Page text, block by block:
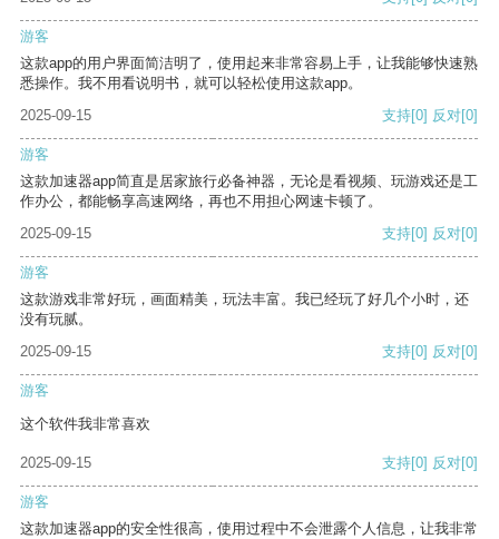
游客
这款app的用户界面简洁明了，使用起来非常容易上手，让我能够快速熟
悉操作。我不用看说明书，就可以轻松使用这款app。
2025-09-15
支持[0] 反对[0]
游客
这款加速器app简直是居家旅行必备神器，无论是看视频、玩游戏还是工
作办公，都能畅享高速网络，再也不用担心网速卡顿了。
2025-09-15
支持[0] 反对[0]
游客
这款游戏非常好玩，画面精美，玩法丰富。我已经玩了好几个小时，还
没有玩腻。
2025-09-15
支持[0] 反对[0]
游客
这个软件我非常喜欢
2025-09-15 支持[0] 反对[0]
游客
这款加速器app的安全性很高，使用过程中不会泄露个人信息，让我非常